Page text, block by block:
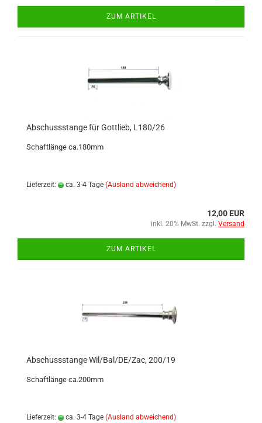
ZUM ARTIKEL
Abschussstange für Gottlieb, L180/26
Schaftlänge ca.180mm
Lieferzeit: ca. 3-4 Tage (Ausland abweichend)
12,00 EUR
inkl. 20% MwSt. zzgl. Versand
ZUM ARTIKEL
Abschussstange Wil/Bal/DE/Zac, 200/19
Schaftlänge ca.200mm
Lieferzeit: ca. 3-4 Tage (Ausland abweichend)